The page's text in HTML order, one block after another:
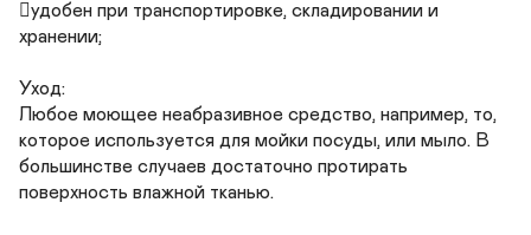
удобен при транспортировке, складировании и
хранении;
Уход:
Любое моющее неабразивное средство, например, то,
которое используется для мойки посуды, или мыло. В
большинстве случаев достаточно протирать
поверхность влажной тканью.